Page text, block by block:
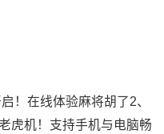
！在线体验麻将胡了2、
虎机！支持手机与电脑畅